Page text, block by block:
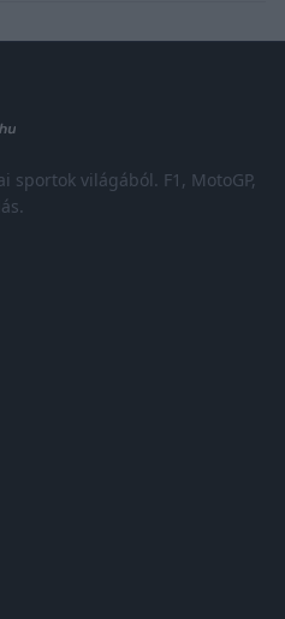
világából. F1, MotoGP,